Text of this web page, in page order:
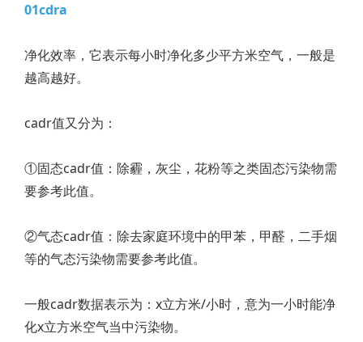
01cdra
净化效率，它表示每小时净化多少平方米空气，一般是
越高越好。
cadr值又分为：
①固态cadr值：除霾，灰尘，花粉等之类固态污染物需
要参考此值。
②气态cadr值：除去家庭环境中的甲苯，甲醛，二手烟
等的气态污染物需要参考此值。
一般cadr数据表示为：x立方米/小时，意为一小时能净
化x立方米空气当中污染物。